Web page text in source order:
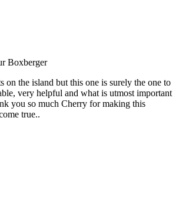
Boxberger
on the island but this one is surely the one to
very helpful and what is utmost important
you so much Cherry for making this
true..